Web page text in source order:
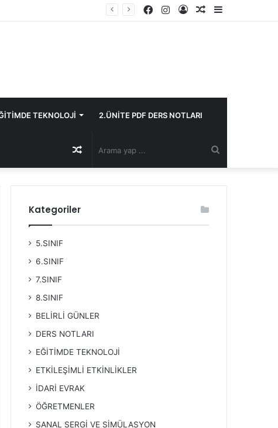
Kenar
Rastgele
Kayıt
Instagram
Facebook
TEKNOLOJİ 2.ÜNİTE PDF DERS NOTLARI
yap
Rastgele
Makale
Kategoriler
5.SINIF
6.SINIF
7.SINIF
8.SINIF
BELİRLİ GÜNLER
DERS NOTLARI
EĞİTİMDE TEKNOLOJİ
ETKİLEŞİMLİ ETKİNLİKLER
İDARİ EVRAK
ÖĞRETMENLER
SANAL SERGİ VE SİMÜLASYON